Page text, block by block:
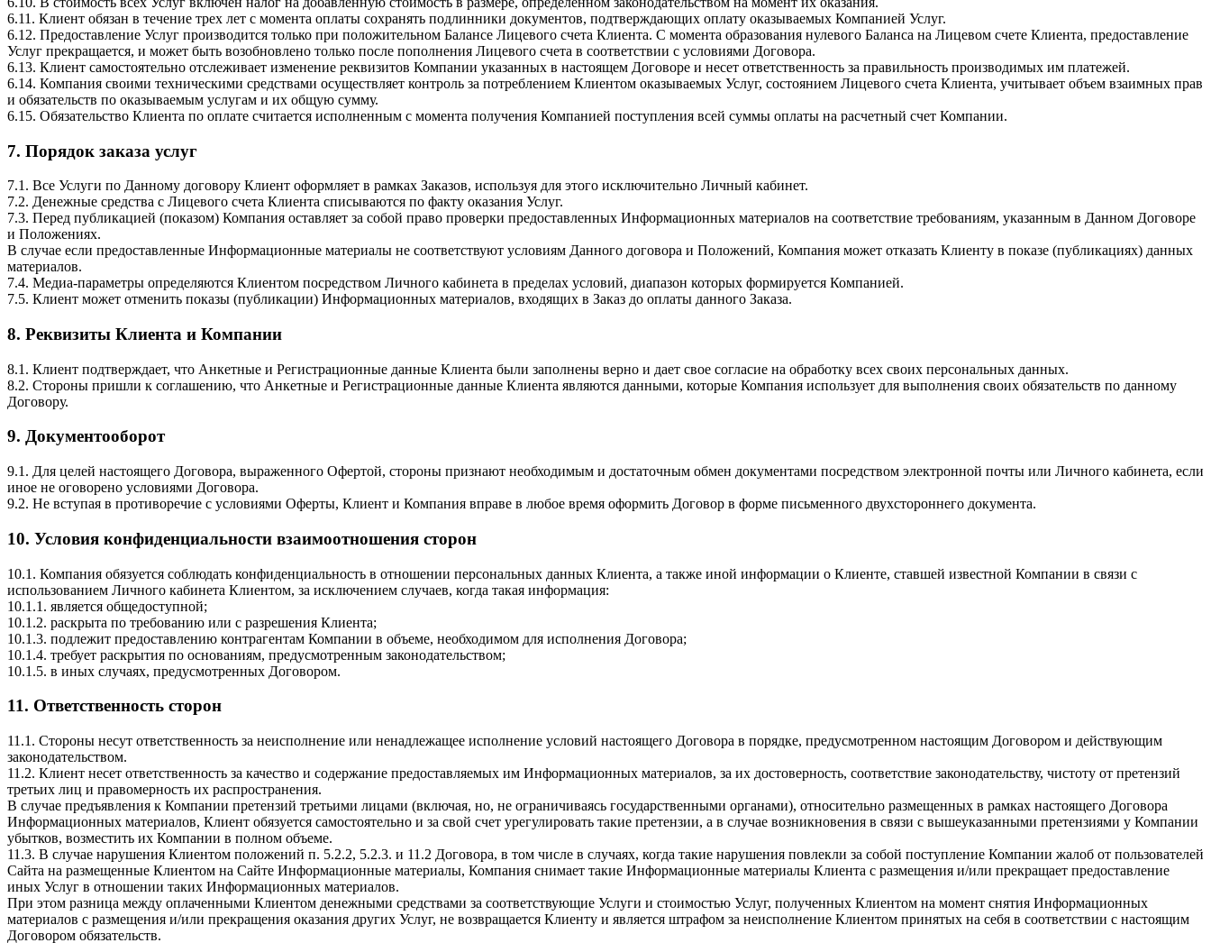
6.11. Клиент обязан в течение трех лет с момента оплаты сохранять подлинники документов, подтверждающих оплату оказываемых Компанией Услуг.
6.12. Предоставление Услуг производится только при положительном Балансе Лицевого счета Клиента. С момента образования нулевого Баланса на Лицевом счете Клиента, предоставление
Услуг прекращается, и может быть возобновлено только после пополнения Лицевого счета в соответствии с условиями Договора.
6.13. Клиент самостоятельно отслеживает изменение реквизитов Компании указанных в настоящем Договоре и несет ответственность за правильность производимых им платежей.
6.14. Компания своими техническими средствами осуществляет контроль за потреблением Клиентом оказываемых Услуг, состоянием Лицевого счета Клиента, учитывает объем взаимных прав
и обязательств по оказываемым услугам и их общую сумму.
6.15. Обязательство Клиента по оплате считается исполненным с момента получения Компанией поступления всей суммы оплаты на расчетный счет Компании.
7. Порядок заказа услуг
7.1. Все Услуги по Данному договору Клиент оформляет в рамках Заказов, используя для этого исключительно Личный кабинет.
7.2. Денежные средства с Лицевого счета Клиента списываются по факту оказания Услуг.
7.3. Перед публикацией (показом) Компания оставляет за собой право проверки предоставленных Информационных материалов на соответствие требованиям, указанным в Данном Договоре
и Положениях.
В случае если предоставленные Информационные материалы не соответствуют условиям Данного договора и Положений, Компания может отказать Клиенту в показе (публикациях) данных
материалов.
7.4. Медиа-параметры определяются Клиентом посредством Личного кабинета в пределах условий, диапазон которых формируется Компанией.
7.5. Клиент может отменить показы (публикации) Информационных материалов, входящих в Заказ до оплаты данного Заказа.
8. Реквизиты Клиента и Компании
8.1. Клиент подтверждает, что Анкетные и Регистрационные данные Клиента были заполнены верно и дает свое согласие на обработку всех своих персональных данных.
8.2. Стороны пришли к соглашению, что Анкетные и Регистрационные данные Клиента являются данными, которые Компания использует для выполнения своих обязательств по данному
Договору.
9. Документооборот
9.1. Для целей настоящего Договора, выраженного Офертой, стороны признают необходимым и достаточным обмен документами посредством электронной почты или Личного кабинета, если
иное не оговорено условиями Договора.
9.2. Не вступая в противоречие с условиями Оферты, Клиент и Компания вправе в любое время оформить Договор в форме письменного двухстороннего документа.
10. Условия конфиденциальности взаимоотношения сторон
10.1. Компания обязуется соблюдать конфиденциальность в отношении персональных данных Клиента, а также иной информации о Клиенте, ставшей известной Компании в связи с
использованием Личного кабинета Клиентом, за исключением случаев, когда такая информация:
10.1.1. является общедоступной;
10.1.2. раскрыта по требованию или с разрешения Клиента;
10.1.3. подлежит предоставлению контрагентам Компании в объеме, необходимом для исполнения Договора;
10.1.4. требует раскрытия по основаниям, предусмотренным законодательством;
10.1.5. в иных случаях, предусмотренных Договором.
11. Ответственность сторон
11.1. Стороны несут ответственность за неисполнение или ненадлежащее исполнение условий настоящего Договора в порядке, предусмотренном настоящим Договором и действующим
законодательством.
11.2. Клиент несет ответственность за качество и содержание предоставляемых им Информационных материалов, за их достоверность, соответствие законодательству, чистоту от претензий
третьих лиц и правомерность их распространения.
В случае предъявления к Компании претензий третьими лицами (включая, но, не ограничиваясь государственными органами), относительно размещенных в рамках настоящего Договора
Информационных материалов, Клиент обязуется самостоятельно и за свой счет урегулировать такие претензии, а в случае возникновения в связи с вышеуказанными претензиями у Компании
убытков, возместить их Компании в полном объеме.
11.3. В случае нарушения Клиентом положений п. 5.2.2, 5.2.3. и 11.2 Договора, в том числе в случаях, когда такие нарушения повлекли за собой поступление Компании жалоб от пользователей
Сайта на размещенные Клиентом на Сайте Информационные материалы, Компания снимает такие Информационные материалы Клиента с размещения и/или прекращает предоставление
иных Услуг в отношении таких Информационных материалов.
При этом разница между оплаченными Клиентом денежными средствами за соответствующие Услуги и стоимостью Услуг, полученных Клиентом на момент снятия Информационных
материалов с размещения и/или прекращения оказания других Услуг, не возвращается Клиенту и является штрафом за неисполнение Клиентом принятых на себя в соответствии с настоящим
Договором обязательств.